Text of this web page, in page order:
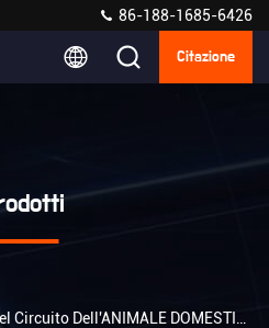
86-188-1685-6426
Citazione
Dell'ANIMALE DOMESTICO